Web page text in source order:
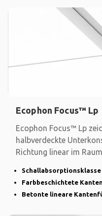
Ecophon Focus™ Lp
Ecophon Focus™ Lp
halbverdeckte
Richtung linear im
Schallabsorptionsklasse
Farbbeschichtete Kanten
Betonte lineare